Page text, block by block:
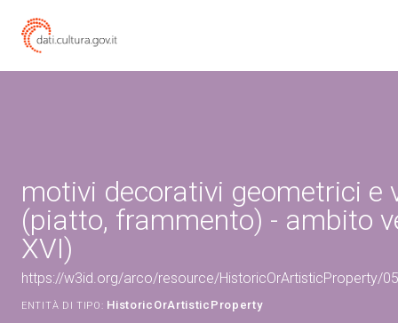
motivi decorativi geometrici e
(piatto, frammento) - ambito
XVI)
https://w3id.org/arco/resource/HistoricOrArtisticProperty/
ENTITÀ DI TIPO: HistoricOrArtisticProperty